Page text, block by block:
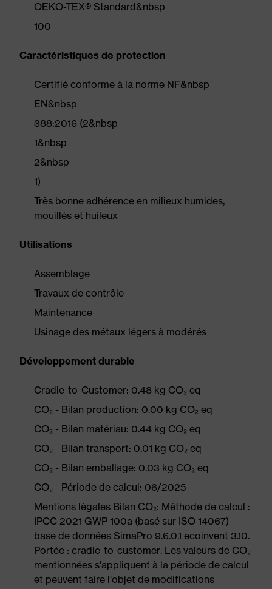
OEKO-TEX® Standard&nbsp
100
Caractéristiques de protection
Certifié conforme à la norme NF&nbsp
EN&nbsp
388:2016 (2&nbsp
1&nbsp
2&nbsp
1)
Très bonne adhérence en milieux humides,
mouillés et huileux
Utilisations
Assemblage
Travaux de contrôle
Maintenance
Usinage des métaux légers à modérés
Développement durable
Cradle-to-Customer: 0.48 kg CO₂ eq
CO₂ - Bilan production: 0.00 kg CO₂ eq
CO₂ - Bilan matériau: 0.44 kg CO₂ eq
CO₂ - Bilan transport: 0.01 kg CO₂ eq
CO₂ - Bilan emballage: 0.03 kg CO₂ eq
CO₂ - Période de calcul: 06/2025
Mentions légales Bilan CO₂: Méthode de calcul :
IPCC 2021 GWP 100a (basé sur ISO 14067)
base de données SimaPro 9.6.0.1 ecoinvent 3.10.
Portée : cradle-to-customer. Les valeurs de CO₂
mentionnées s'appliquent à la période de calcul
et peuvent faire l'objet de modifications